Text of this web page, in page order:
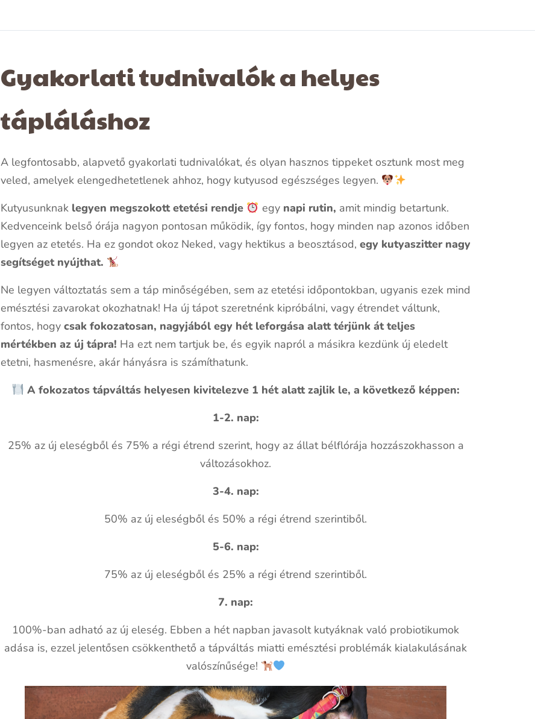
Gyakorlati tudnivalók a helyes
tápláláshoz
A legfontosabb, alapvető gyakorlati tudnivalókat, és olyan hasznos tippeket osztunk most meg
veled, amelyek elengedhetetlenek ahhoz, hogy kutyusod egészséges legyen.
Kutyusunknak legyen megszokott etetési rendje egy napi rutin, amit mindig betartunk.
Kedvenceink belső órája nagyon pontosan működik, így fontos, hogy minden nap azonos időben
legyen az etetés. Ha ez gondot okoz Neked, vagy hektikus a beosztásod, egy kutyaszitter nagy
segítséget nyújthat.
Ne legyen változtatás sem a táp minőségében, sem az etetési időpontokban, ugyanis ezek mind
emésztési zavarokat okozhatnak! Ha új tápot szeretnénk kipróbálni, vagy étrendet váltunk,
fontos, hogy csak fokozatosan, nagyjából egy hét leforgása alatt térjünk át teljes
mértékben az új tápra! Ha ezt nem tartjuk be, és egyik napról a másikra kezdünk új eledelt
etetni, hasmenésre, akár hányásra is számíthatunk.
A fokozatos tápváltás helyesen kivitelezve 1 hét alatt zajlik le, a következő képpen:
1-2. nap:
25% az új eleségből és 75% a régi étrend szerint, hogy az állat bélflórája hozzászokhasson a
változásokhoz.
3-4. nap:
50% az új eleségből és 50% a régi étrend szerintiből.
5-6. nap:
75% az új eleségből és 25% a régi étrend szerintiből.
7. nap:
100%-ban adható az új eleség. Ebben a hét napban javasolt kutyáknak való probiotikumok
adása is, ezzel jelentősen csökkenthető a tápváltás miatti emésztési problémák kialakulásának
valószínűsége!